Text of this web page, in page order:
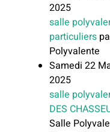
2025
salle
particuliers
Polyvalente
Samedi 22
2025
salle
DES
Salle